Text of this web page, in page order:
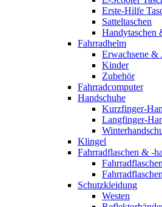
Erste-Hilfe
Satteltaschen
Handytaschen
Fahrradhelm
Erwachsene &
Kinder
Zubehör
Fahrradcomputer
Handschuhe
Kurzfinger-
Langfinger-
Klingel
Fahrradflaschen & -
Fahrradflaschen
Schutzkleidung
Westen